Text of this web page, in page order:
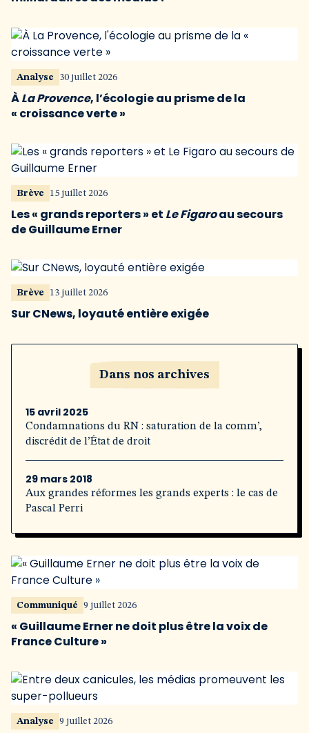
Analyse 30 juillet 2026
ÀLa Provence, l’écologie au prisme de la
« croissance verte »
Brève 15 juillet 2026
Les « grands reporters » et Le Figaroau secours
de Guillaume Erner
Brève 13 juillet 2026
Sur CNews, loyauté entière exigée
Dans nos archives
15 avril 2025
Condamnations du RN : saturation de la comm’,
discrédit de l’État de droit
29 mars 2018
Aux grandes réformes les grands experts : le cas de
Pascal Perri
Communiqué 9 juillet 2026
« Guillaume Erner ne doit plus être la voix de
France Culture »
Analyse 9 juillet 2026